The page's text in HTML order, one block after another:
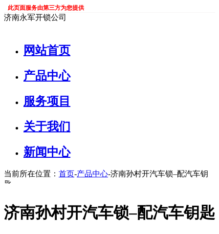
此页面服务由第三方为您提供
济南永军开锁公司
网站首页
产品中心
服务项目
关于我们
新闻中心
当前所在位置： 首页-产品中心-济南孙村开汽车锁–配汽车钥
匙
济南孙村开汽车锁–配汽车钥匙